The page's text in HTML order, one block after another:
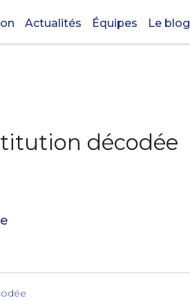
Actualités Équipes Le blog
décodée